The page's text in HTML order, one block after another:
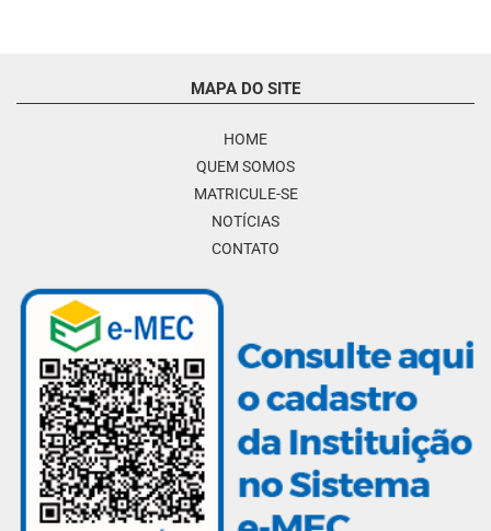
MAPA DO SITE
HOME
QUEM SOMOS
MATRICULE-SE
NOTÍCIAS
CONTATO